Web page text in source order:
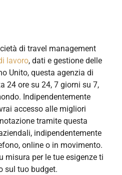
di travel management
lavoro, dati e gestione delle
Unito, questa agenzia di
24 ore su 24, 7 giorni su 7,
Indipendentemente
accesso alle migliori
tramite questa
indipendentemente
online o in movimento.
misura per le tue esigenze ti
sul tuo budget.